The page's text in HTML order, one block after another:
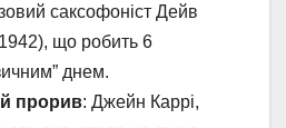
саксофоніст Дейв
що робить 6
днем.
прорив: Джейн Каррі,